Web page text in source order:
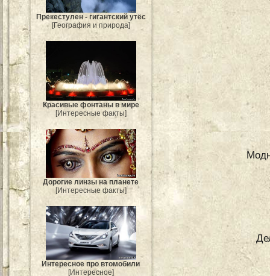
Прекестулен - гигантский утёс
[География и природа]
Красивые фонтаны в мире
[Интересные факты]
Дорогие линзы на планете
[Интересные факты]
Интересное про втомобили
[Интересное]